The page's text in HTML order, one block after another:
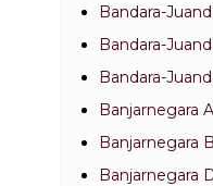
Bandara-
Bandara-
Bandara-
Banjarnegara
Banjarnegara
Banjarnegara